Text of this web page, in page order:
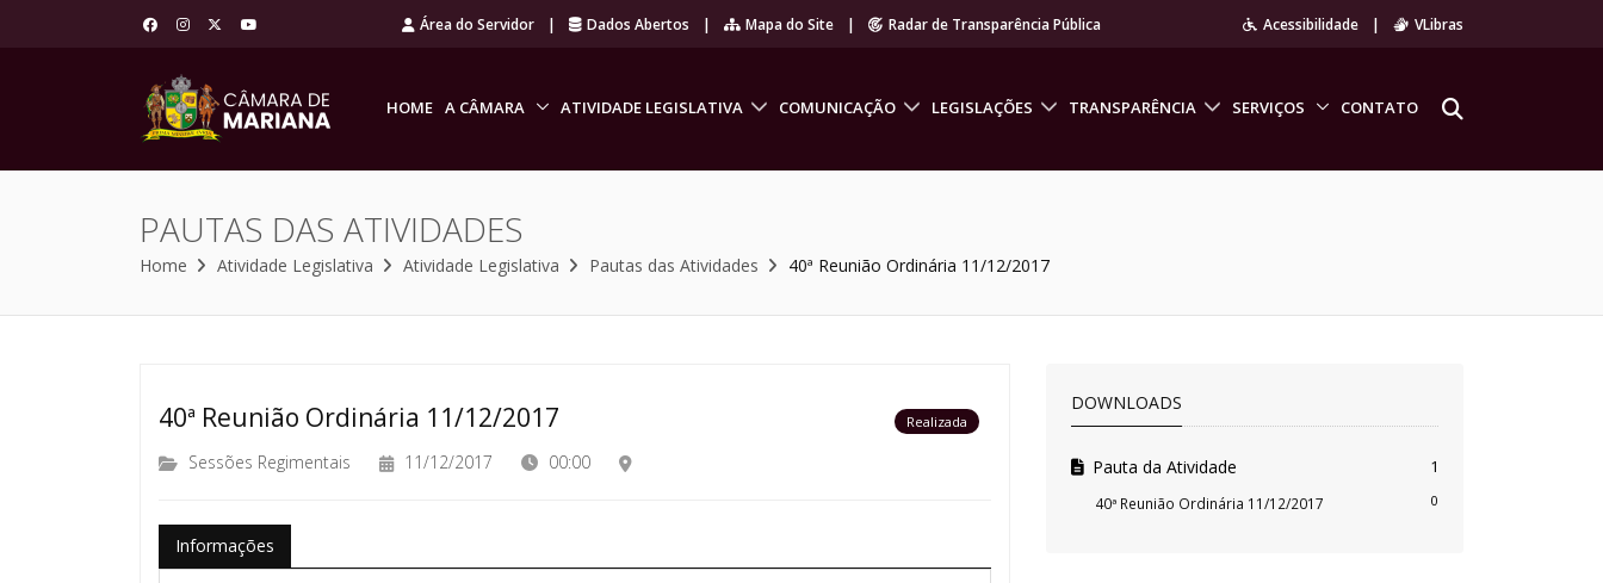
Área do Servidor | Dados Abertos | Mapa do Site | Radar de Transparência Pública Acessibilidade | VLibras
HOME A CÂMARA ATIVIDADE LEGISLATIVA COMUNICAÇÃO LEGISLAÇÕES TRANSPARÊNCIA SERVIÇOS CONTATO
PAUTAS DAS ATIVIDADES
Home Atividade Legislativa Atividade Legislativa Pautas das Atividades 40ª Reunião Ordinária 11/12/2017
40ª Reunião Ordinária 11/12/2017 Realizada
Sessões Regimentais 11/12/2017 00:00
Informações
DOWNLOADS
Pauta da Atividade 1
40ª Reunião Ordinária 11/12/2017 0